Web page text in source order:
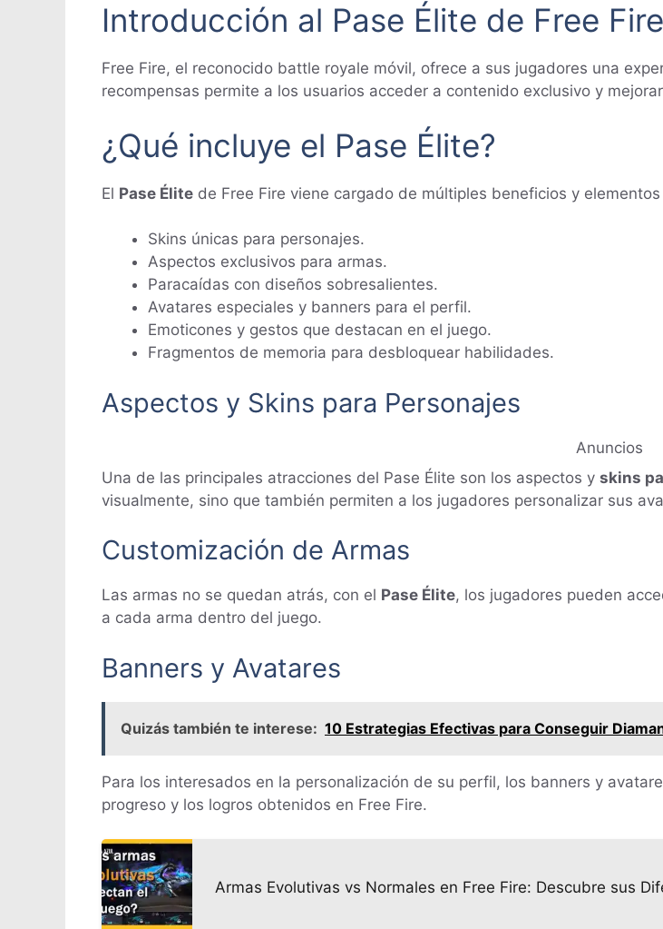
Introducción al Pase Élite de Free Fire
Free Fire, el reconocido battle royale móvil, ofrece a sus jugadores una
recompensas permite a los usuarios acceder a contenido exclusivo y
¿Qué incluye el Pase Élite?
El Pase Élite de Free Fire viene cargado de múltiples beneficios y
Skins únicas para personajes.
Aspectos exclusivos para armas.
Paracaídas con diseños sobresalientes.
Avatares especiales y banners para el perfil.
Emoticones y gestos que destacan en el juego.
Fragmentos de memoria para desbloquear habilidades.
Aspectos y Skins para Personajes
Anuncios
Una de las principales atracciones del Pase Élite son los aspectos y skins
visualmente, sino que también permiten a los jugadores personalizar sus
Customización de Armas
Las armas no se quedan atrás, con el Pase Élite, los jugadores pueden
a cada arma dentro del juego.
Banners y Avatares
Quizás también te interese: 10 Estrategias Efectivas para Conseguir
Para los interesados en la personalización de su perfil, los banners y
progreso y los logros obtenidos en Free Fire.
Armas Evolutivas vs Normales en Free Fire: Descubre sus